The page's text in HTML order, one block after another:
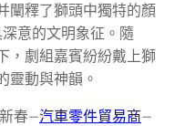
闡釋了獅頭中獨特的顏
意的文明象征。隨
，劇組嘉賓紛紛戴上獅
靈動與神韻。
春—汽車零件貿易商—